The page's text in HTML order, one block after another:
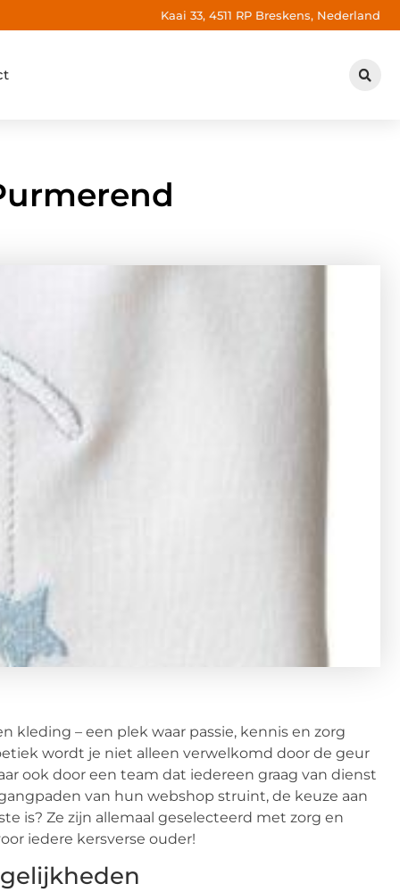
Kaai 33, 4511 RP Breskens, Nederland
kleding – een plek waar passie, kennis en zorg
wordt je niet alleen verwelkomd door de geur
ook door een team dat iedereen graag van dienst
van hun webshop struint, de keuze aan
is? Ze zijn allemaal geselecteerd met zorg en
iedere kersverse ouder!